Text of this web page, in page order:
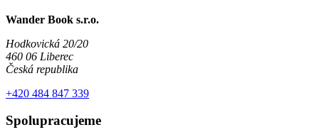
Wander Book s.r.o.
Hodkovická 20/20
460 06 Liberec
Česká republika
+420 484 847 339
Spolupracujeme